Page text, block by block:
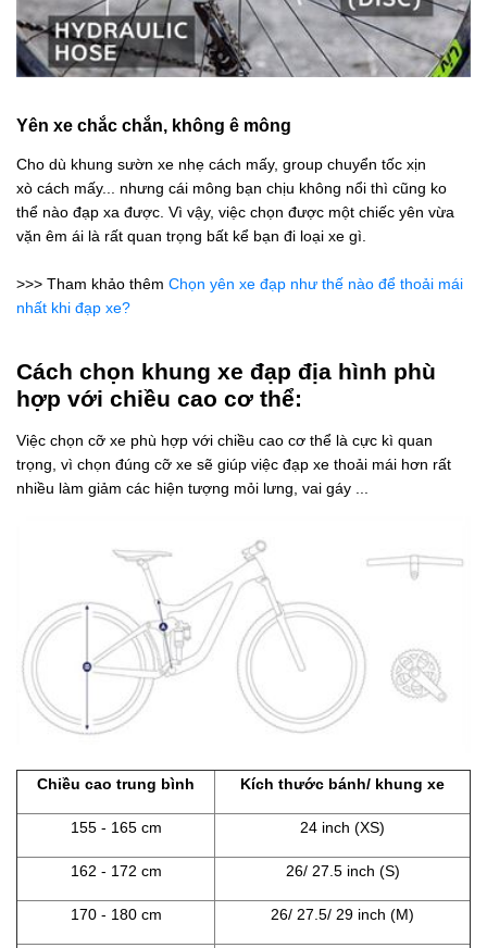
Yên xe chắc chắn, không ê mông
Cho dù khung sườn xe nhẹ cách mấy, group chuyển tốc xịn
xò cách mấy... nhưng cái mông bạn chịu không nổi thì cũng ko
thể nào đạp xa được. Vì vậy, việc chọn được một chiếc yên vừa
vặn êm ái là rất quan trọng bất kể bạn đi loại xe gì.
>>> Tham khảo thêm Chọn yên xe đạp như thế nào để thoải mái
nhất khi đạp xe?
Cách chọn khung xe đạp địa hình phù
hợp với chiều cao cơ thể:
Việc chọn cỡ xe phù hợp với chiều cao cơ thể là cực kì quan
trọng, vì chọn đúng cỡ xe sẽ giúp việc đạp xe thoải mái hơn rất
nhiều làm giảm các hiện tượng mỏi lưng, vai gáy ...
Chiều cao trung bình Kích thước bánh/ khung xe
155 - 165 cm 24 inch (XS)
162 - 172 cm 26/ 27.5 inch (S)
170 - 180 cm 26/ 27.5/ 29 inch (M)